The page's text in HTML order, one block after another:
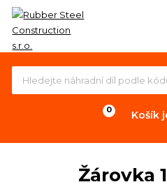
Košík
Žárovka